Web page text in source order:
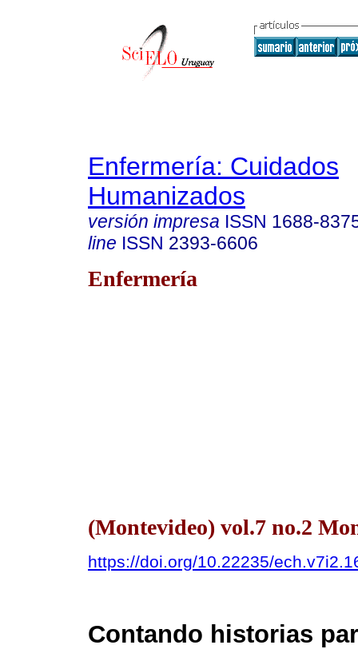
Enfermería: Cuidados
Humanizados
versión impresa ISSN 1688-
line ISSN 2393-6606
Enfermería
(Montevideo) vol.7 no.2
https://doi.org/10.22235/
Contando historias